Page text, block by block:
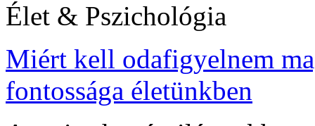
Élet & Pszichológia
Miért kell odafigyelnem
fontossága életünkben